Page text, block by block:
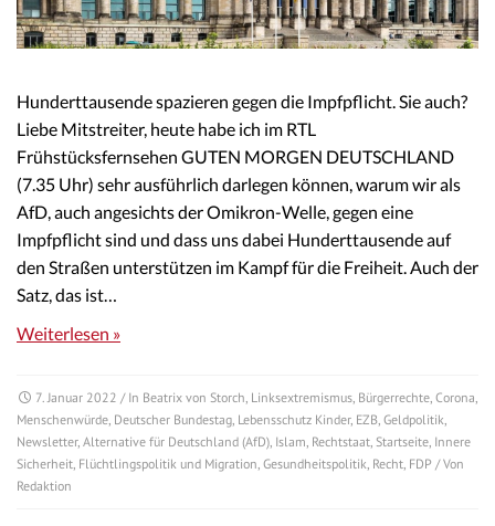
Hunderttausende spazieren gegen die Impfpflicht. Sie auch?
Liebe Mitstreiter, heute habe ich im RTL
Frühstücksfernsehen GUTEN MORGEN DEUTSCHLAND
(7.35 Uhr) sehr ausführlich darlegen können, warum wir als
AfD, auch angesichts der Omikron-Welle, gegen eine
Impfpflicht sind und dass uns dabei Hunderttausende auf
den Straßen unterstützen im Kampf für die Freiheit. Auch der
Satz, das ist…
Weiterlesen »
7. Januar 2022 / In Beatrix von Storch Linksextremismus Bürgerrechte Corona
Menschenwürde Deutscher Bundestag Lebensschutz Kinder, EZB Geldpolitik
Newsletter, Alternative für Deutschland (AfD) Islam Rechtstaat Startseite Innere
Sicherheit Flüchtlingspolitik und Migration Gesundheitspolitik Recht FDP / Von
Redaktion